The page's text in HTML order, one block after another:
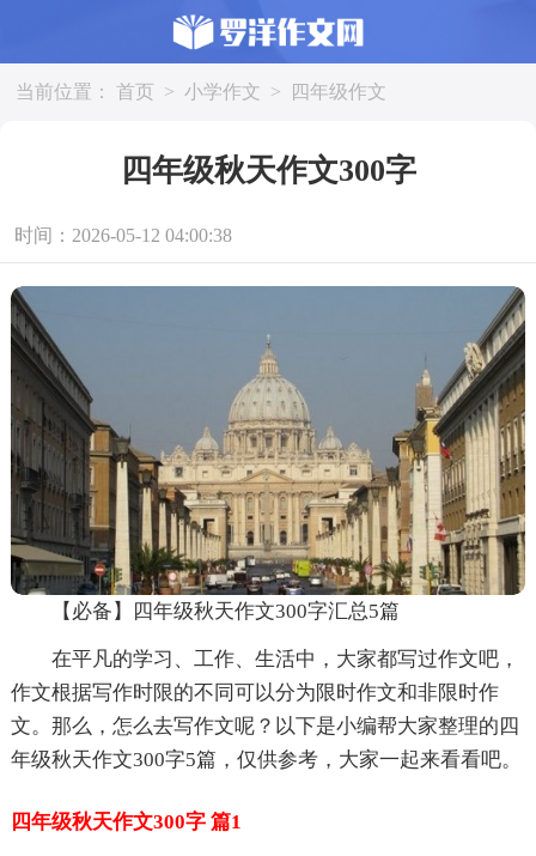
当前位置： 首页 > 小学作文 > 四年级作文
四年级秋天作文300字
时间：2026-05-12 04:00:38
【必备】四年级秋天作文300字汇总5篇
在平凡的学习、工作、生活中，大家都写过作文吧，
作文根据写作时限的不同可以分为限时作文和非限时作
文。那么，怎么去写作文呢？以下是小编帮大家整理的四
年级秋天作文300字5篇，仅供参考，大家一起来看看吧。
四年级秋天作文300字 篇1